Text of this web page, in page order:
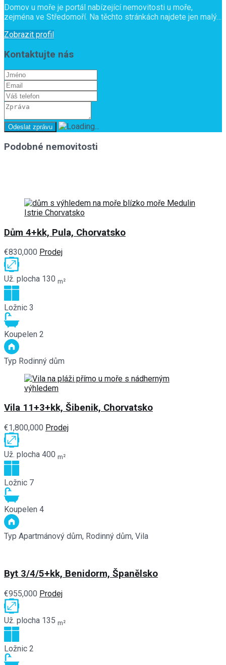
Domov u moře je portál nabízející nemovitosti u moře,
zejména ve Středomoří. Na těchto stránkách najdete jen malý…
Zobrazit profil
Kontaktujte nás
Podobné nemovitosti
Dům 4+kk, Pula, Chorvatsko
€830,000 Prodej
Už. plocha 130 m²
Ložnic 3
Koupelen 2
Typ Rodinný dům
Vila 11+3+kk, Šibenik, Chorvatsko
€1,800,000 Prodej
Už. plocha 400 m²
Ložnic 7
Koupelen 4
Typ Apartmánový dům, Rodinný dům, Vila
Byt 3/4/5+kk, Benidorm, Španělsko
€955,000 Prodej
Už. plocha 135 m²
Ložnic 2